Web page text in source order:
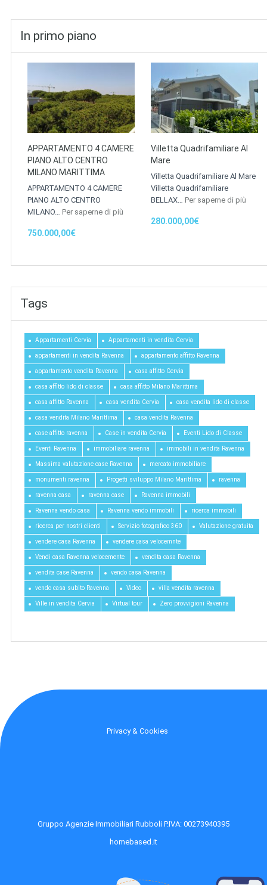
In primo piano
APPARTAMENTO 4 CAMERE
PIANO ALTO CENTRO
MILANO MARITTIMA
APPARTAMENTO 4 CAMERE
PIANO ALTO CENTRO
MILANO… Per saperne di più
750.000,00€
Villetta Quadrifamiliare Al
Mare
Villetta Quadrifamiliare Al Mare
Villetta Quadrifamiliare
BELLAX… Per saperne di più
280.000,00€
Tags
Appartamenti Cervia Appartamenti in vendita Cervia
appartamenti in vendita Ravenna appartamento affitto Ravenna
appartamento vendita Ravenna casa affitto Cervia
casa affitto lido di classe casa affitto Milano Marittima
casa affitto Ravenna casa vendita Cervia casa vendita lido di classe
casa vendita Milano Marittima casa vendita Ravenna
case affitto ravenna Case in vendita Cervia Eventi Lido di Classe
Eventi Ravenna immobiliare ravenna immobili in vendita Ravenna
Massima valutazione case Ravenna mercato immobiliare
monumenti ravenna Progetti sviluppo Milano Marittima ravenna
ravenna casa ravenna case Ravenna immobili
Ravenna vendo casa Ravenna vendo immobili ricerca immobili
ricerca per nostri clienti Servizio fotografico 360 Valutazione gratuita
vendere casa Ravenna vendere casa velocemnte
Vendi casa Ravenna velocemente vendita casa Ravenna
vendita case Ravenna vendo casa Ravenna
vendo casa subito Ravenna Video villa vendita ravenna
Ville in vendita Cervia Virtual tour Zero provvigioni Ravenna
Privacy & Cookies
Gruppo Agenzie Immobiliari Rubboli P.IVA: 00273940395
homebased.it